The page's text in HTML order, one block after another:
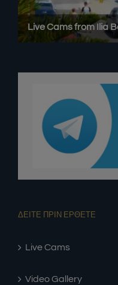
ΔΕΙΤΕ ΠΡΙΝ ΕΡΘΕΤΕ
Live Cams
Video Gallery